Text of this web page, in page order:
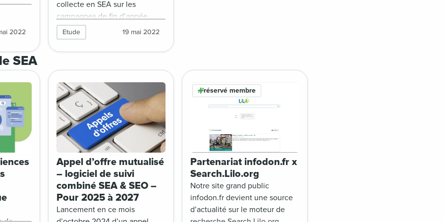
de la
du 19
2022
collecte en SEA sur les
campagnes de fin d’année,
mais ce chiffre est plus
important pour les membres de
France générosités grâce aux
Quel est l’impact de la
protection de marque ?
Etude 19 mai 2022
SEA
Appel d’offre mutualisé
– logiciel de suivi
combiné SEA & SEO –
Pour 2025 à 2027
Lancement en ce mois
réservé membre
Partenariat infodon.fr x
Search.Lilo.org
Notre site grand public
infodon.fr devient une source
d’actualité sur le moteur de